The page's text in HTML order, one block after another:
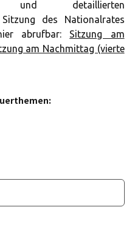
und detaillierten
des Nationalrates
abrufbar: Sitzung am
am Nachmittag (vierte